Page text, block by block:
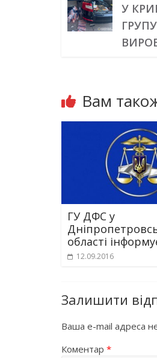
У
Вам
ГУ ДФС у
області
12.09.2016
Залишити
Ваша e-mail адреса
Коментар *